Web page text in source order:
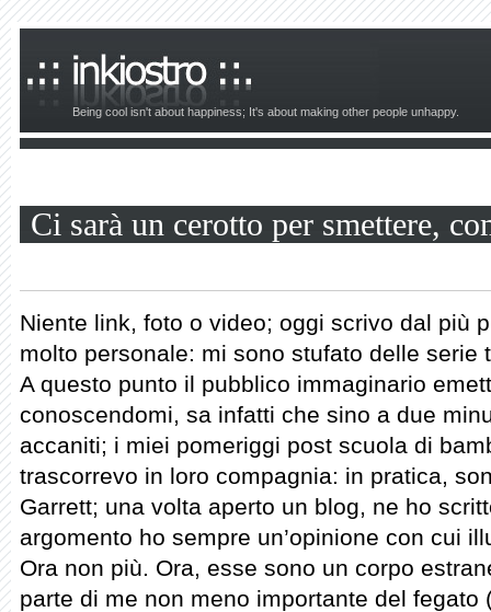
Being cool isn't about happiness; It's about making other people unhappy.
Ci sarà un cerotto per smettere,
Niente link, foto o video; oggi scrivo dal più
molto personale: mi sono stufato delle serie
A questo punto il pubblico immaginario
conoscendomi, sa infatti che sino a due
accaniti; i miei pomeriggi post scuola di
trascorrevo in loro compagnia: in pratica,
Garrett; una volta aperto un blog, ne ho
argomento ho sempre un’opinione con cui
Ora non più. Ora, esse sono un corpo
parte di me non meno importante del